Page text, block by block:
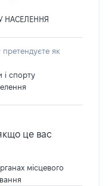
НАСЕЛЕННЯ
як
і спорту
це вас
місцевого